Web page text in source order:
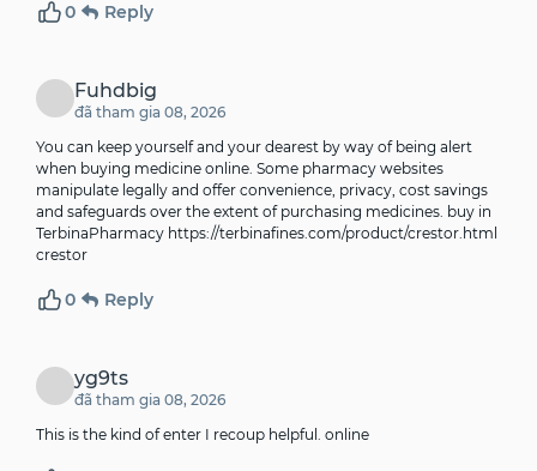
0 Reply
Fuhdbig
đã tham gia 08, 2026
You can keep yourself and your dearest by way of being alert
when buying medicine online. Some pharmacy websites
manipulate legally and offer convenience, privacy, cost savings
and safeguards over the extent of purchasing medicines. buy in
TerbinaPharmacy https://terbinafines.com/product/crestor.html
crestor
0 Reply
yg9ts
đã tham gia 08, 2026
This is the kind of enter I recoup helpful. online